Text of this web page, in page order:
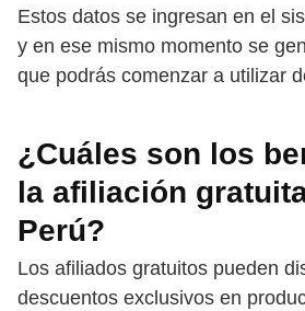
Estos datos se ingresan en el
y en ese mismo momento se
que podrás comenzar a utilizar
¿Cuáles son los
la afiliación
Perú?
Los afiliados gratuitos pueden
descuentos exclusivos en